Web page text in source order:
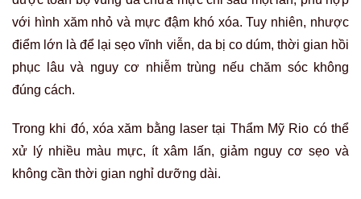
với hình xăm nhỏ và mực đậm khó xóa. Tuy nhiên, nhược
điểm lớn là để lại sẹo vĩnh viễn, da bị co dúm, thời gian hồi
phục lâu và nguy cơ nhiễm trùng nếu chăm sóc không
đúng cách.
Trong khi đó, xóa xăm bằng laser tại Thẩm Mỹ Rio có thể
xử lý nhiều màu mực, ít xâm lấn, giảm nguy cơ sẹo và
không cần thời gian nghỉ dưỡng dài.